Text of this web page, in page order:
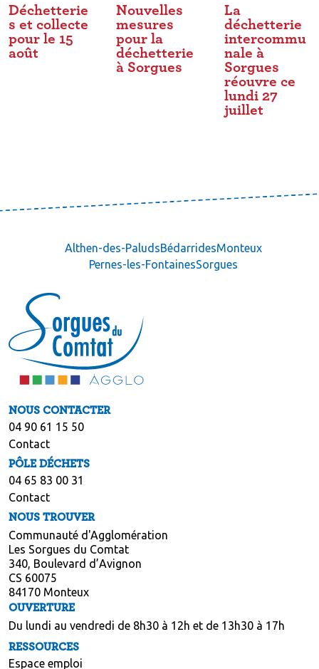
Déchetterie
s et collecte
pour le 15
août
Nouvelles
mesures
pour la
déchetterie
à Sorgues
La
déchetterie
intercommu
nale à
Sorgues
réouvre ce
lundi 27
juillet
Althen-des-PaludsBédarridesMonteux
Pernes-les-FontainesSorgues
NOUS CONTACTER
04 90 61 15 50
Contact
PÔLE DÉCHETS
04 65 83 00 31
Contact
NOUS TROUVER
Communauté d'Agglomération
Les Sorgues du Comtat
340, Boulevard d’Avignon
CS 60075
84170 Monteux
OUVERTURE
Du lundi au vendredi de 8h30 à 12h et de 13h30 à 17h
RESSOURCES
Espace emploi